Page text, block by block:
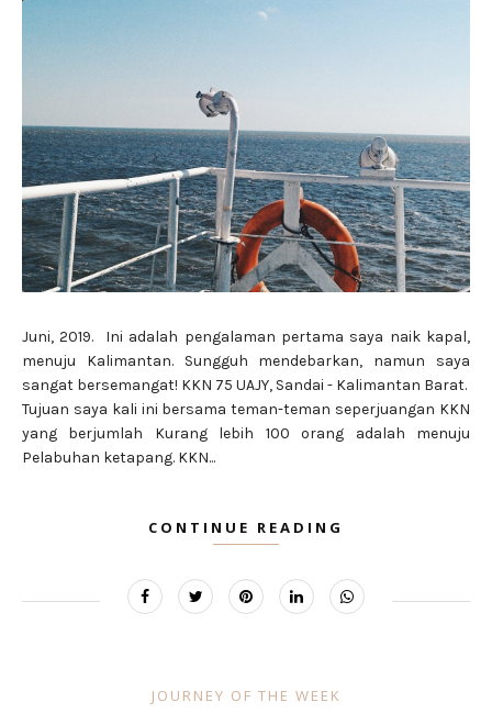
Juni, 2019. Ini adalah pengalaman pertama saya naik kapal,
menuju Kalimantan. Sungguh mendebarkan, namun saya
sangat bersemangat! KKN 75 UAJY, Sandai - Kalimantan Barat.
Tujuan saya kali ini bersama teman-teman seperjuangan KKN
yang berjumlah Kurang lebih 100 orang adalah menuju
Pelabuhan ketapang. KKN...
CONTINUE READING
JOURNEY OF THE WEEK